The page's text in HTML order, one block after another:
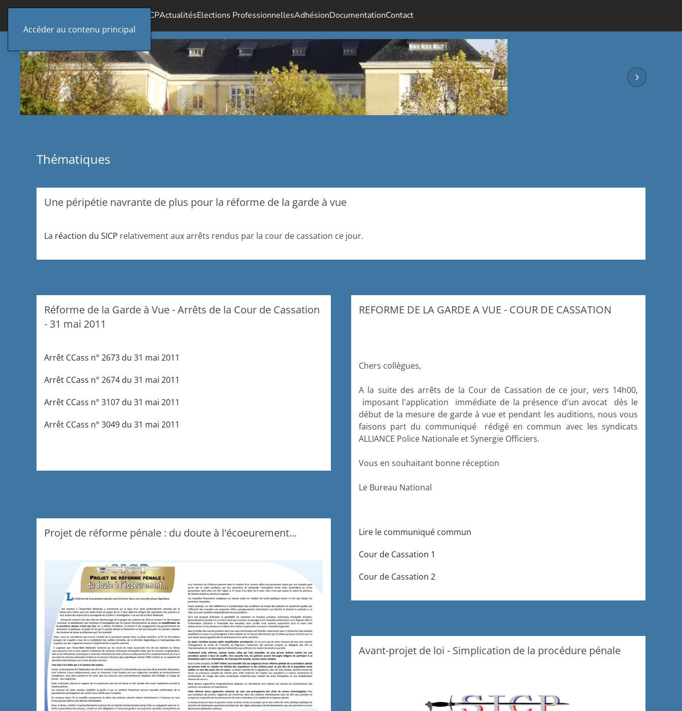
Accéder au contenu principal
Le SICPActualitésElections ProfessionnellesAdhésionDocumentationContact
Thématiques
Une péripétie navrante de plus pour la réforme de la garde à vue
La réaction du SICP relativement aux arrêts rendus par la cour de cassation ce jour.
Réforme de la Garde à Vue - Arrêts de la Cour de Cassation
- 31 mai 2011
Arrêt CCass n° 2673 du 31 mai 2011
Arrêt CCass n° 2674 du 31 mai 2011
Arrêt CCass n° 3107 du 31 mai 2011
Arrêt CCass n° 3049 du 31 mai 2011
REFORME DE LA GARDE A VUE - COUR DE CASSATION
Chers collègues,
A la suite des arrêts de la Cour de Cassation de ce jour, vers 14h00,
imposant l'application immédiate de la présence d'un avocat dès le
début de la mesure de garde à vue et pendant les auditions, nous vous
faisons part du communiqué rédigé en commun avec les syndicats
ALLIANCE Police Nationale et Synergie Officiers.
Vous en souhaitant bonne réception
Le Bureau National
Lire le communiqué commun
Cour de Cassation 1
Cour de Cassation 2
Projet de réforme pénale : du doute à l'écoeurement...
Avant-projet de loi - Simplication de la procédure pénale